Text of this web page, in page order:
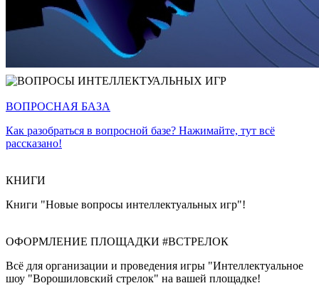
ВОПРОСНАЯ БАЗА
Как разобраться в вопросной базе? Нажимайте, тут всё
рассказано!
КНИГИ
Книги "Новые вопросы интеллектуальных игр"!
ОФОРМЛЕНИЕ ПЛОЩАДКИ #ВСТРЕЛОК
Всё для организации и проведения игры "Интеллектуальное
шоу "Ворошиловский стрелок" на вашей площадке!